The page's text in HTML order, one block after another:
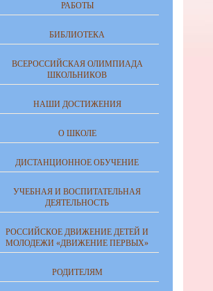
РАБОТЫ
БИБЛИОТЕКА
ВСЕРОССИЙСКАЯ ОЛИМПИАДА
ШКОЛЬНИКОВ
НАШИ ДОСТИЖЕНИЯ
О ШКОЛЕ
ДИСТАНЦИОННОЕ ОБУЧЕНИЕ
УЧЕБНАЯ И ВОСПИТАТЕЛЬНАЯ
ДЕЯТЕЛЬНОСТЬ
РОССИЙСКОЕ ДВИЖЕНИЕ ДЕТЕЙ И
МОЛОДЕЖИ «ДВИЖЕНИЕ ПЕРВЫХ»
РОДИТЕЛЯМ